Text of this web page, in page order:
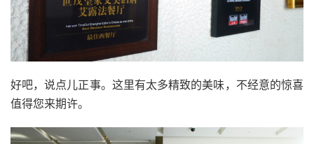
好吧，说点儿正事。这里有太多精致的美味，不经意的惊喜
值得您来期许。